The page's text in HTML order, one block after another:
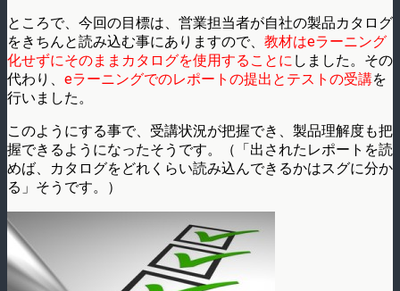
ところで、今回の目標は、営業担当者が自社の製品カタログ
をきちんと読み込む事にありますので、 教材はeラーニング
化せずにそのままカタログを使用することに しました。その
代わり、 eラーニングでのレポートの提出とテストの受講を
行いました。
このようにする事で、受講状況が把握でき、製品理解度も把
握できるようになったそうです。（「出されたレポートを読
めば、カタログをどれくらい読み込んできるかはスグに分か
る」そうです。）